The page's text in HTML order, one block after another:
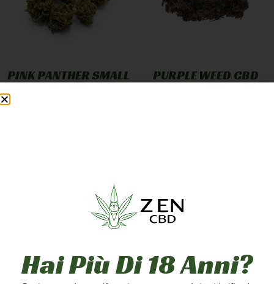
PINK PANTHER SMALL
20g
200g
PURPLE WEED CBD
1g
20g
Hai Più Di 18 Anni?